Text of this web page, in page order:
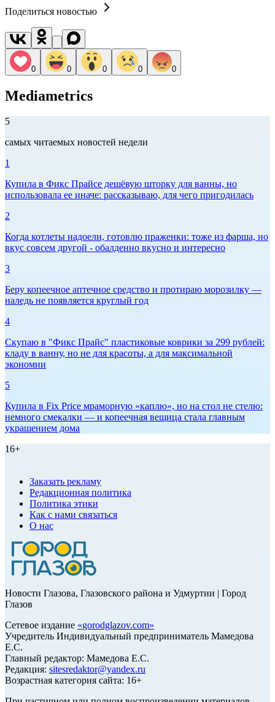
Поделиться новостью
0 0 0 0 0
Mediametrics
5
самых читаемых новостей недели
1
Купила в Фикс Прайсе дешёвую шторку для ванны, но
использовала ее иначе: рассказываю, для чего пригодилась
2
Когда котлеты надоели, готовлю праженки: тоже из фарша, но
вкус совсем другой - обалденно вкусно и интересно
3
Беру копеечное аптечное средство и протираю морозилку —
наледь не появляется круглый год
4
Скупаю в "Фикс Прайс" пластиковые коврики за 299 рублей:
кладу в ванну, но не для красоты, а для максимальной
экономии
5
Купила в Fix Price мраморную «каплю», но на стол не стелю:
немного смекалки — и копеечная вещица стала главным
украшением дома
16+
Заказать рекламу
Редакционная политика
Политика этики
Как с нами связаться
О нас
Новости Глазова, Глазовского района и Удмуртии | Город
Глазов
Сетевое издание «gorodglazov.com»
Учредитель Индивидуальный предприниматель Мамедова
Е.С.
Главный редактор: Мамедова Е.С.
Редакция: sitesredaktor@yandex.ru
Возрастная категория сайта: 16+